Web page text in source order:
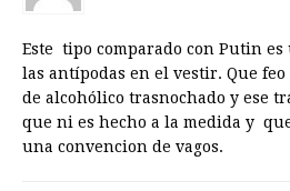
Este tipo comparado con Putin
las antípodas en el vestir. Que feo
de alcohólico trasnochado y ese
que ni es hecho a la medida y
una convencion de vagos.